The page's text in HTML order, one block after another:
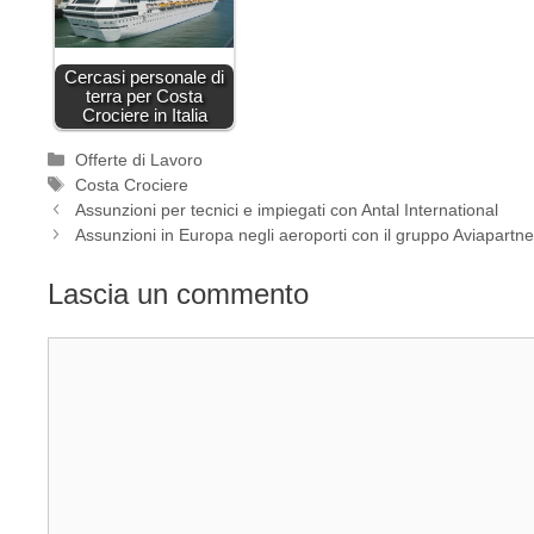
Cercasi personale di
terra per Costa
Crociere in Italia
Categorie
Offerte di Lavoro
Tag
Costa Crociere
Assunzioni per tecnici e impiegati con Antal International
Assunzioni in Europa negli aeroporti con il gruppo
Lascia un commento